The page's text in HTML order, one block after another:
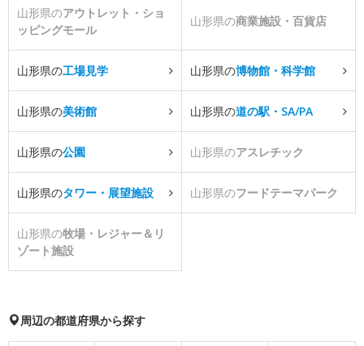
山形県のアウトレット・ショ
ッピングモール
山形県の商業施設・百貨店
山形県の工場見学 山形県の博物館・科学館
山形県の美術館 山形県の道の駅・SA/PA
山形県の公園 山形県のアスレチック
山形県のタワー・展望施設 山形県のフードテーマパーク
山形県の牧場・レジャー＆リ
ゾート施設
周辺の都道府県から探す